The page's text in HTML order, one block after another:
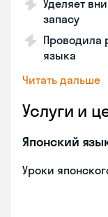
Уделяет
запасу
Проводила
языка
Читать дальше
Услуги и
Японский
Уроки